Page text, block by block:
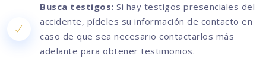
Busca testigos: Si hay testigos presenciales del
accidente, pídeles su información de contacto en
caso de que sea necesario contactarlos más
adelante para obtener testimonios.